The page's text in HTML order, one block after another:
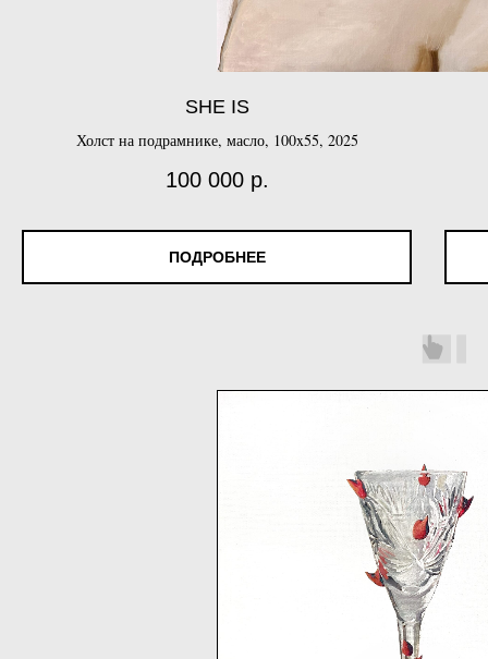
SHE IS
Холст на подрамнике, масло, 100x55, 2025
100 000 р.
ПОДРОБНЕЕ